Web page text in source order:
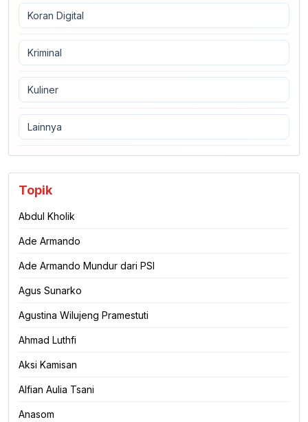
Koran Digital
Kriminal
Kuliner
Lainnya
Topik
Abdul Kholik
Ade Armando
Ade Armando Mundur dari PSI
Agus Sunarko
Agustina Wilujeng Pramestuti
Ahmad Luthfi
Aksi Kamisan
Alfian Aulia Tsani
Anasom